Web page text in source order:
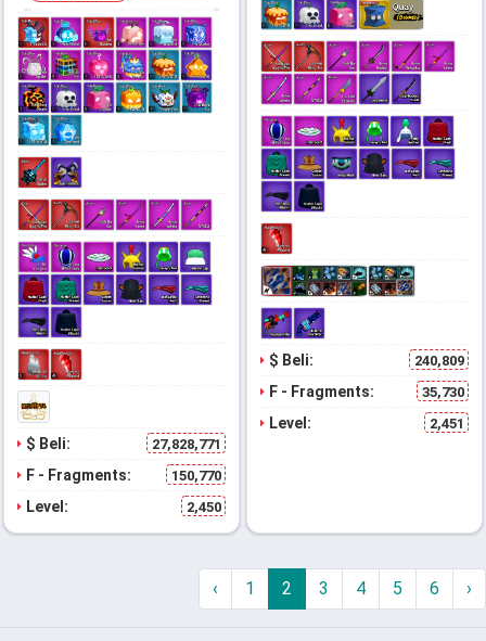
$ Beli: 27,828,771
F - Fragments: 150,770
Level: 2,450
$ Beli: 240,809
F - Fragments: 35,730
Level: 2,451
‹ 1 2 3 4 5 6 ›